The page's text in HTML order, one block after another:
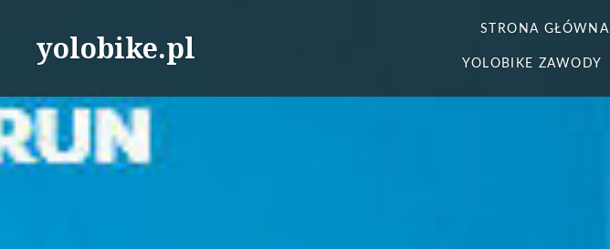
yolobike.pl STRONA GŁÓWNA
YOLOBIKE ZAWODY